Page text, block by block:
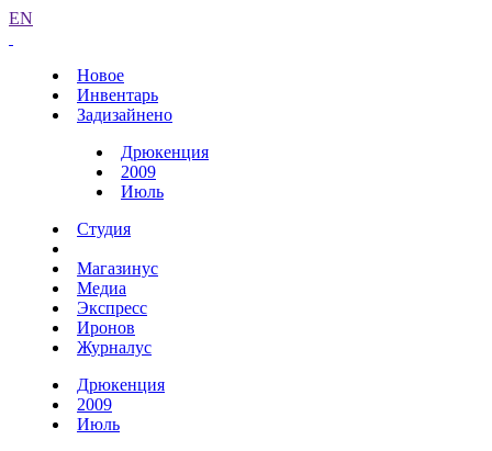
EN
Новое
Инвентарь
Задизайнено
Дрюкенция
2009
Июль
Студия
Магазинус
Медиа
Экспресс
Иронов
Журналус
Дрюкенция
2009
Июль